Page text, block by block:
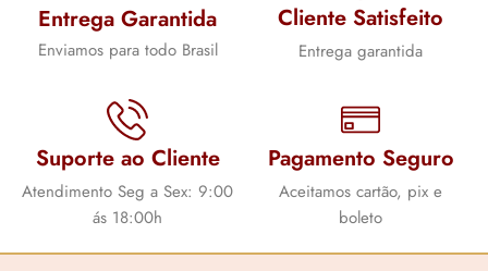
Entrega Garantida
Enviamos para todo Brasil
Cliente Satisfeito
Entrega garantida
Suporte ao Cliente
Atendimento Seg a Sex: 9:00
ás 18:00h
Pagamento Seguro
Aceitamos cartão, pix e
boleto